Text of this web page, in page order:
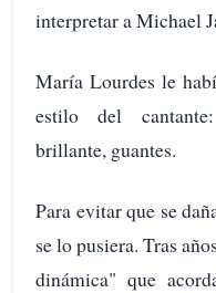
interpretar a Michael
María Lourdes le
estilo del
brillante, guantes.
Para evitar que se
se lo pusiera. Tras
dinámica" que